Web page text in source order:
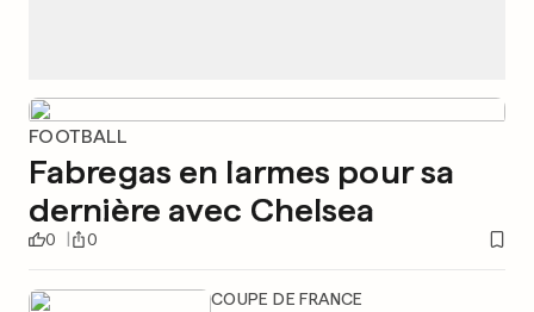
FOOTBALL
Fabregas en larmes pour sa
dernière avec Chelsea
0 0
COUPE DE FRANCE